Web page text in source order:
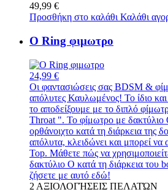
49,99 €
Προσθήκη στο καλάθι Καλάθι
O Ring φιμωτρο
24,99 €
Οι φαντασιώσεις σας BDSM &
απόλυτες Καυλωμένος! Το ίδιο και
το αποδείξουμε με το διπλό
Throat ". Το φίμωτρο με δακτύλιο
ορθάνοιχτο κατά τη διάρκεια της
απόλυτα, κλειδώνει και μπορεί να
Top. Μάθετε πώς να
δακτύλιο Ο κατά τη διάρκεια του
ζήσετε με αυτό εδώ!
2 ΑΞΙΟΛΟΓΉΣΕΙΣ ΠΕΛΑΤΏΝ